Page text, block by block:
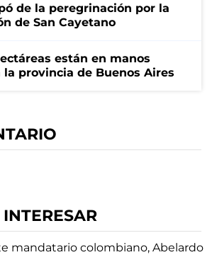
de la peregrinación por la
de San Cayetano
están en manos
provincia de Buenos Aires